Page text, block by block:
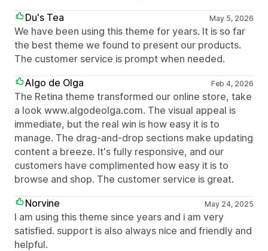
Du's Tea
May 5, 2026
We have been using this theme for years. It is so far
the best theme we found to present our products.
The customer service is prompt when needed.
Algo de Olga
Feb 4, 2026
The Retina theme transformed our online store, take
a look www.algodeolga.com. The visual appeal is
immediate, but the real win is how easy it is to
manage. The drag-and-drop sections make updating
content a breeze. It's fully responsive, and our
customers have complimented how easy it is to
browse and shop. The customer service is great.
Norvine
May 24, 2025
I am using this theme since years and i am very
satisfied. support is also always nice and friendly and
helpful.